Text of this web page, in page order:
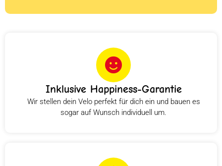
Inklusive Happiness-Garantie
Wir stellen dein Velo perfekt für dich ein und bauen es
sogar auf Wunsch individuell um.